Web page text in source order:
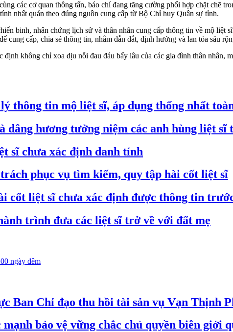
các cơ quan thông tấn, báo chí đang tăng cường phối hợp chặt chẽ
nhất quán theo đúng nguồn cung cấp từ Bộ Chỉ huy Quân sự tỉnh.
binh, nhân chứng lịch sử và thân nhân cung cấp thông tin về mộ liệt
cung cấp, chia sẻ thông tin, nhằm dẫn dắt, định hướng và lan tỏa sâu
không chỉ xoa dịu nỗi đau đáu bấy lâu của các gia đình thân nhân,
thông tin mộ liệt sĩ, áp dụng thống nhất
hương tưởng niệm các anh hùng liệt sĩ
sĩ chưa xác định danh tính
phục vụ tìm kiếm, quy tập hài cốt liệt sĩ
cốt liệt sĩ chưa xác định được thông tin
trình đưa các liệt sĩ trở về với đất mẹ
ngày đêm
Ban Chỉ đạo thu hồi tài sản vụ Vạn Thịnh
bảo vệ vững chắc chủ quyền biên giới